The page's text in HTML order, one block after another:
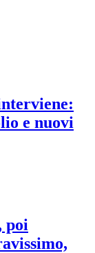
e nuovi
poi